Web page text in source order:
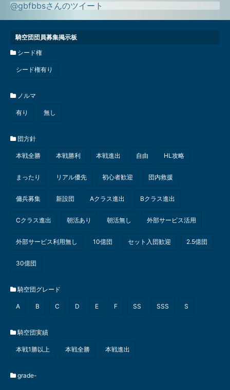
@gbfbbsさんのツイート
騎空団団員募集掲示板
シード権
シード権有り
ノルマ
有り 無し
団方針
本戦全勝 本戦勝利 本戦進出 自由 HL攻略
まったり リアル優先 初心者歓迎 団内救援
傭兵募集 新設団 Aクラス進出 Bクラス進出
Cクラス進出 朝活あり 朝活無し 外部サービス活用
外部サービス利用無し 10億団 セット入団歓迎 2.5億団
30億団
騎空団グレード
A B C D E F SS SSS S
騎空団実績
本戦1勝以上 本戦全勝 本戦進出
grade-